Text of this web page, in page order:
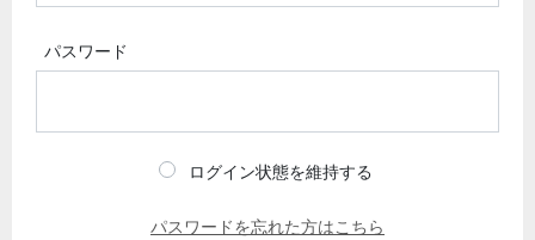
パスワード
ログイン状態を維持する
パスワードを忘れた方はこちら